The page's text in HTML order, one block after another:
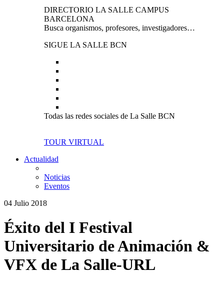
DIRECTORIO LA SALLE CAMPUS
BARCELONA
Busca organismos, profesores, investigadores…
SIGUE LA SALLE BCN
Todas las redes sociales de La Salle BCN
TOUR VIRTUAL
Actualidad
Noticias
Eventos
04 Julio 2018
Éxito del I Festival
Universitario de Animación &
VFX de La Salle-URL